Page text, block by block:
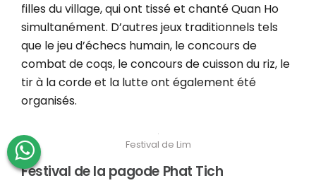
filles du village, qui ont tissé et chanté Quan Ho
simultanément. D’autres jeux traditionnels tels
que le jeu d’échecs humain, le concours de
combat de coqs, le concours de cuisson du riz, le
tir à la corde et la lutte ont également été
organisés.
Festival de Lim
Festival de la pagode Phat Tich